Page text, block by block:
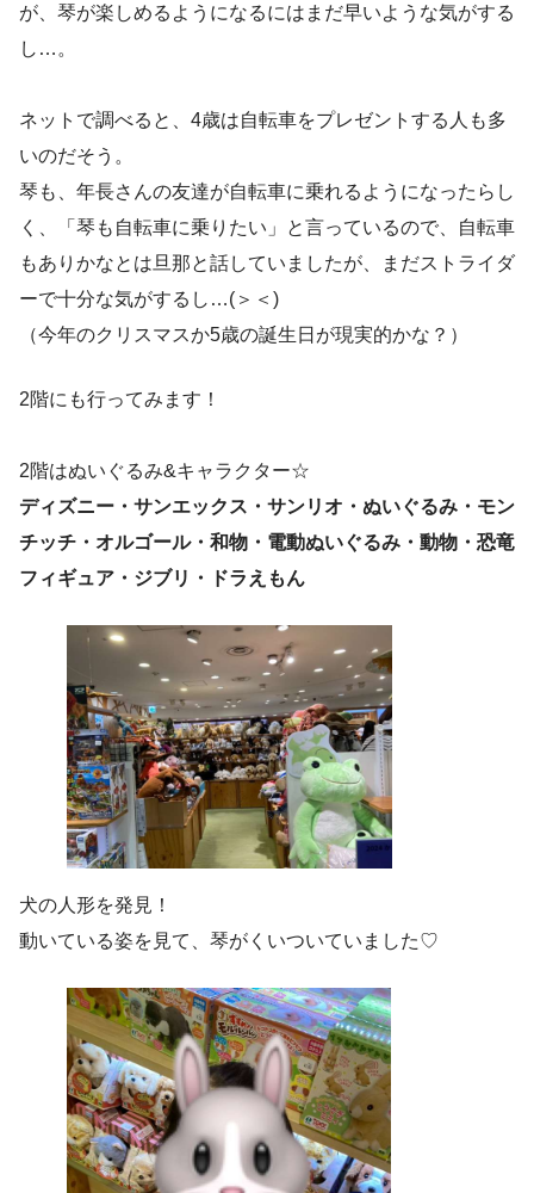
が、琴が楽しめるようになるにはまだ早いような気がする
し…。
ネットで調べると、4歳は自転車をプレゼントする人も多
いのだそう。
琴も、年長さんの友達が自転車に乗れるようになったらし
く、「琴も自転車に乗りたい」と言っているので、自転車
もありかなとは旦那と話していましたが、まだストライダ
ーで十分な気がするし…(＞＜)
（今年のクリスマスか5歳の誕生日が現実的かな？）
2階にも行ってみます！
2階はぬいぐるみ&キャラクター☆
ディズニー・サンエックス・サンリオ・ぬいぐるみ・モン
チッチ・オルゴール・和物・電動ぬいぐるみ・動物・恐竜
フィギュア・ジブリ・ドラえもん
犬の人形を発見！
動いている姿を見て、琴がくいついていました♡